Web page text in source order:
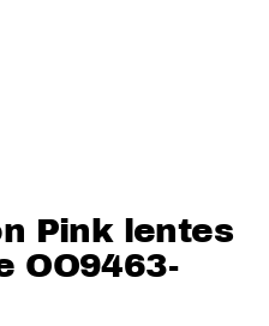
Pink lentes
OO9463-